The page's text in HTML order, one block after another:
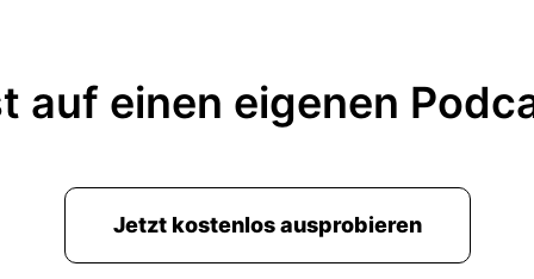
auf einen eigenen
Jetzt kostenlos ausprobieren